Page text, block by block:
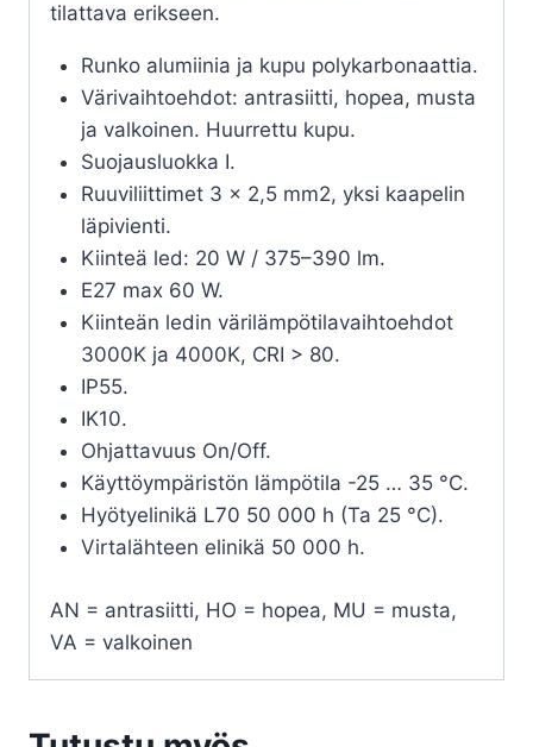
tilattava erikseen.
Runko alumiinia ja kupu polykarbonaattia.
Värivaihtoehdot: antrasiitti, hopea, musta
ja valkoinen. Huurrettu kupu.
Suojausluokka I.
Ruuviliittimet 3 x 2,5 mm2, yksi kaapelin
läpivienti.
Kiinteä led: 20 W / 375–390 lm.
E27 max 60 W.
Kiinteän ledin värilämpötilavaihtoehdot
3000K ja 4000K, CRI > 80.
IP55.
IK10.
Ohjattavuus On/Off.
Käyttöympäristön lämpötila -25 … 35 °C.
Hyötyelinikä L70 50 000 h (Ta 25 °C).
Virtalähteen elinikä 50 000 h.
AN = antrasiitti, HO = hopea, MU = musta,
VA = valkoinen